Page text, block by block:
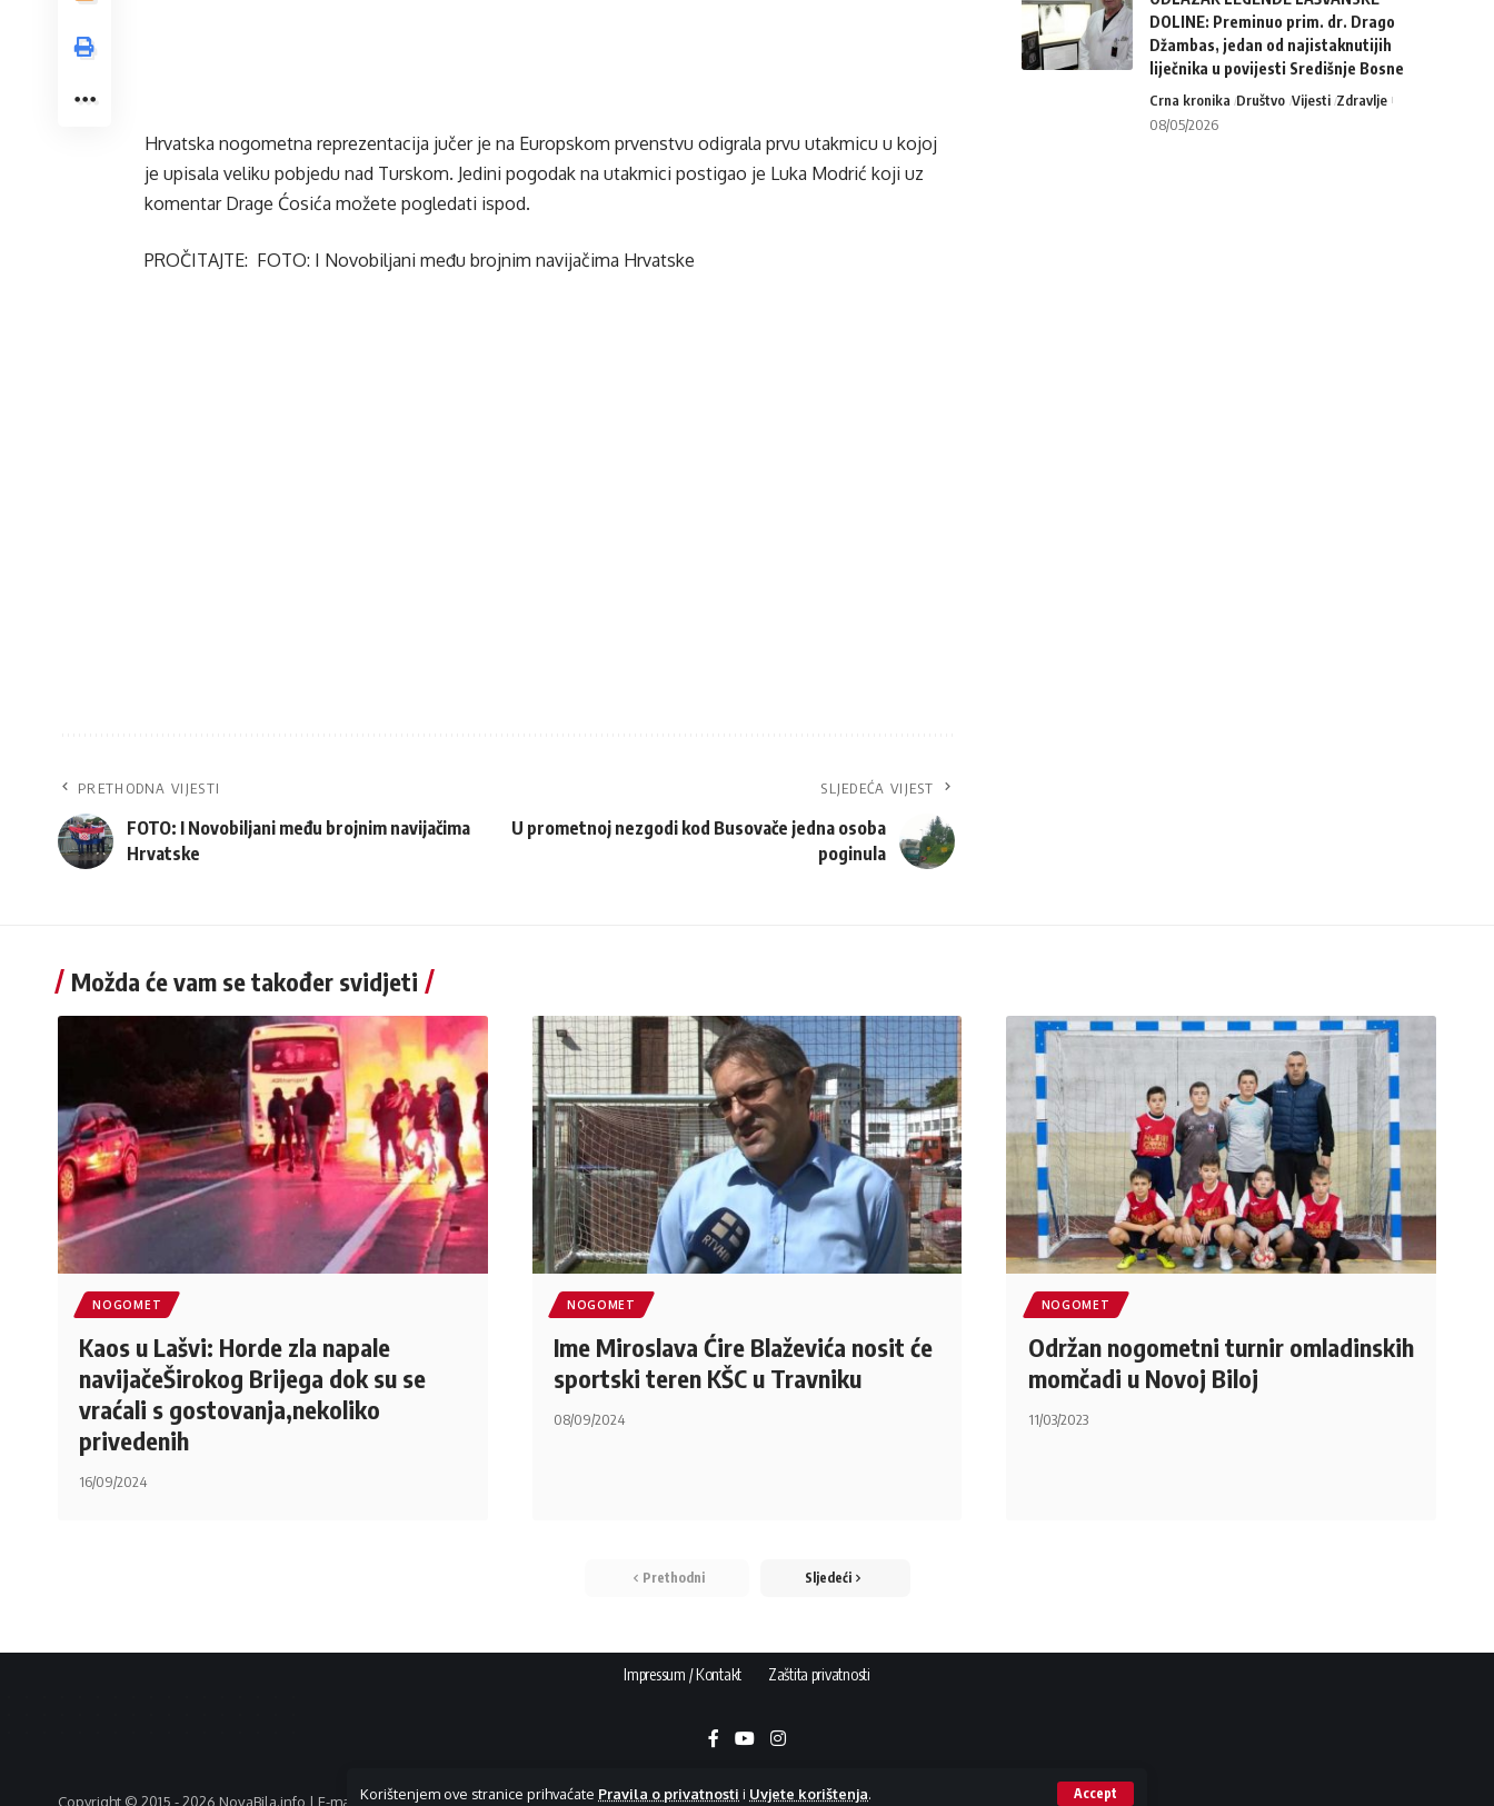
Korištenjem ove stranice prihvaćate Pravila o privatnosti i Uvjete korištenja. Accept
Hrvatska nogometna reprezentacija jučer je na Europskom prvenstvu odigrala prvu utakmicu u kojoj
je upisala veliku pobjedu nad Turskom. Jedini pogodak na utakmici postigao je Luka Modrić koji uz
komentar Drage Ćosića možete pogledati ispod.
PROČITAJTE: FOTO: I Novobiljani među brojnim navijačima Hrvatske
PRETHODNA VIJESTI
FOTO: I Novobiljani među brojnim navijačima
Hrvatske
SLJEDEĆA VIJEST
U prometnoj nezgodi kod Busovače jedna osoba
poginula
DOLINE: Preminuo prim. dr. Drago
Džambas, jedan od najistaknutijih
liječnika u povijesti Središnje Bosne
Crna kronika Društvo Vijesti Zdravlje
08/05/2026
Možda će vam se također svidjeti
NOGOMET
Kaos u Lašvi: Horde zla napale
navijačeŠirokog Brijega dok su se
vraćali s gostovanja,nekoliko
privedenih
16/09/2024
NOGOMET
Ime Miroslava Ćire Blaževića nosit će
sportski teren KŠC u Travniku
08/09/2024
NOGOMET
Održan nogometni turnir omladinskih
momčadi u Novoj Biloj
11/03/2023
Prethodni Sljedeći
Impressum / Kontakt Zaštita privatnosti
Copyright © 2015 - 2026 NovaBila.info | E-mail:info@novabila.info